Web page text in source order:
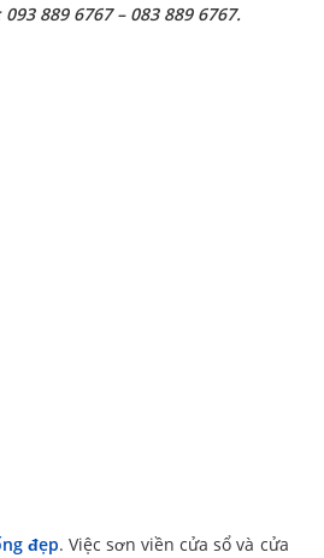
093 889 6767 – 083 889 6767.
đẹp. Việc sơn viền cửa sổ và cửa